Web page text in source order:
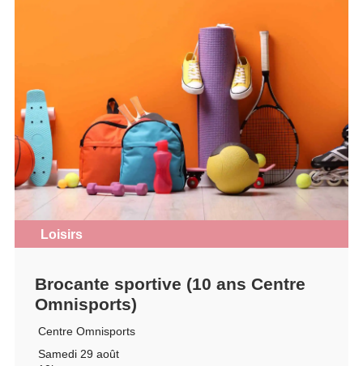
Loisirs
Brocante sportive (10 ans Centre
Omnisports)
Centre Omnisports
Samedi 29 août